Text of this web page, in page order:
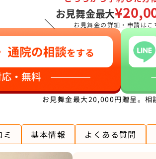
＼
お見舞金最大
お見舞金の詳細・申請はこ
お見舞金最大20,000円贈呈。相
ミ 基本情報 よくある質問